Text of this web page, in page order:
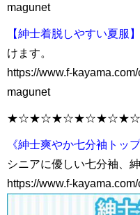
magunet
【紳士着脱しやすい夏服
けます。
https://www.f-
magunet
《紳士爽やか七分袖トッ
シニアに優しい七分袖、
https://www.f-